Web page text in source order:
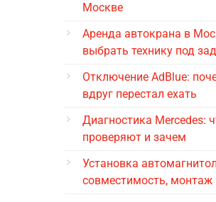
Москве
Аренда автокрана в
выбрать технику под
Отключение AdBlue:
вдруг перестал ехать
Диагностика Mercedes:
проверяют и зачем
Установка
совместимость, монтаж